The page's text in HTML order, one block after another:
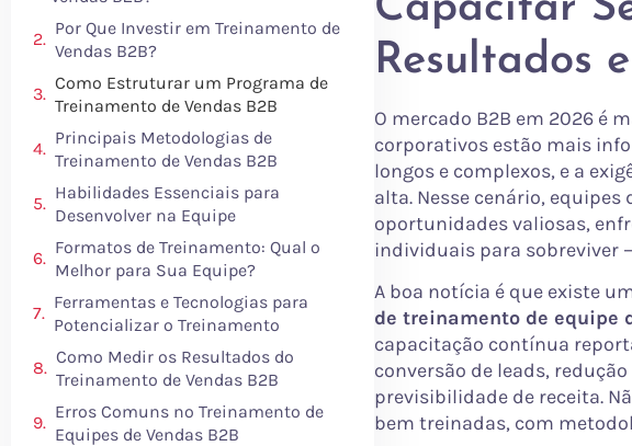
Por Que Investir em Treinamento de
Vendas B2B?
Como Estruturar um Programa de
Treinamento de Vendas B2B
Principais Metodologias de
Treinamento de Vendas B2B
Habilidades Essenciais para
Desenvolver na Equipe
Formatos de Treinamento: Qual o
Melhor para Sua Equipe?
Ferramentas e Tecnologias para
Potencializar o Treinamento
Como Medir os Resultados do
Treinamento de Vendas B2B
Erros Comuns no Treinamento de
Equipes de Vendas B2B
Resultados
O mercado B2B em 2026 é
corporativos estão mais
longos e complexos, e a
alta. Nesse cenário,
oportunidades valiosas,
individuais para sobreviver
A boa notícia é que existe
de treinamento de equipe
capacitação contínua
conversão de leads,
previsibilidade de receita.
bem treinadas, com